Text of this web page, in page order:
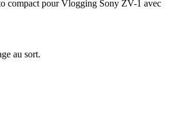
compact pour Vlogging Sony ZV-1 avec
au sort.